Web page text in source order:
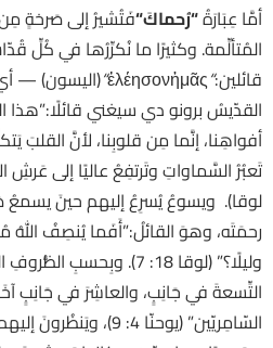
أمَّا عِبَارَةُ“رُحماكَ“فَتُشيرُ إلى صَرخةٍ
المُتألِّمة. وكثيرًا ما نُكرِّرُها في كُلِّ
قائلين:“
ἐλέησονἡμᾶς
“(اليسون) —
القدّيسُ برونو دي سيغني قائلًا:”هذا
أفواهِنا، إنَّما مِن قلوبِنا، لأنَّ
تَعبُرُ السَّماواتِ وتَرتفِعُ عاليًا إلى عَرشِ
لوقا). ويسوعُ يُسرِعُ إليهم حينَ يسمعُ
رحمَتَه، وهوَ القائلُ:”أَفَما يُنصِفُ اللهُ
وليلًا؟” (لوقا 18: 7).
التِّسعةَ في جَانِبٍ، والعاشِرَ في جَانِبٍ
السّامِريّين” (يوحنّا 4: